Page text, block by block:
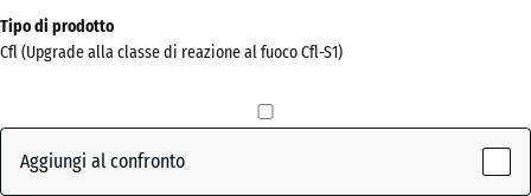
Dimensioni
per
0
Tipo di prodotto
Cfl (Upgrade alla classe di reazione al fuoco Cfl-S1)
Aggiungi al confronto